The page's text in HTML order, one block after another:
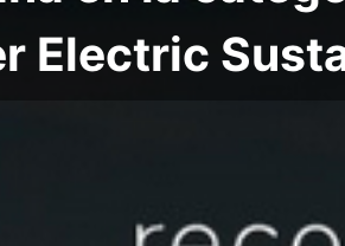
Electric